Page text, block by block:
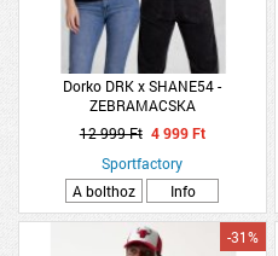
Dorko DRK x SHANE54 -
ZEBRAMACSKA
12 999 Ft 4 999 Ft
Sportfactory
A bolthoz
Info
-31%